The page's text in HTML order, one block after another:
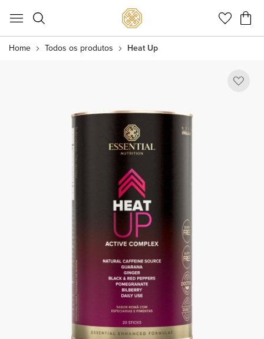
Meu
Home Todos os produtos Heat Up